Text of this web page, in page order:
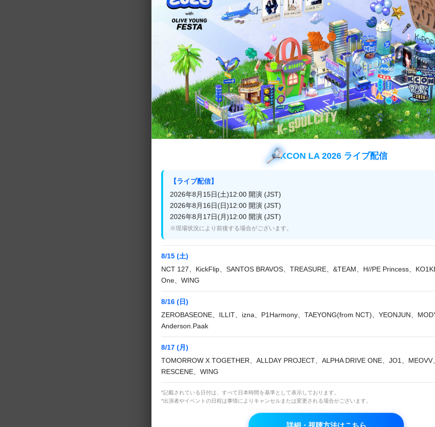
8月1日(土)11:30～12:00
8月8日(土)11:30～12:00
8月10日(月)21:30～22:00
8月15日(土)11:30～12:00
8月19日(水)9:30～10:00
8月26日(水)11:30～12:00
■n.SSign
8月11日(火)12:45～13:00
8月15日(土)深3:45～4:00
8月20日(木)15:45～16:00
8月24日(月)15:45～16:00
8月29日(土)7:45～8:00
■ONF
8月2日(日)9:30～10:00
8月8日(土)7:30～8:00
8月10日(月)15:30～16:00
8月21日(金)9:30～10:00
8月24日(月)深4:30～5:00
■EPEX
KCON LA 2026 ライブ配信
【ライブ配信】
2026年8月15日(土)12:00 開演 (JST)
2026年8月16日(日)12:00 開演 (JST)
2026年8月17日(月)12:00 開演 (JST)
※現場状況により前後する場合がございます。
8/15 (土)
NCT 127、KickFlip、SANTOS BRAVOS、TREASURE、&TEAM、H//PE Princess、
One、WING
8/16 (日)
ZEROBASEONE、ILLIT、izna、P1Harmony、TAEYONG(from NCT)、YEONJUN、
Anderson.Paak
8/17 (月)
TOMORROW X TOGETHER、ALLDAY PROJECT、ALPHA DRIVE ONE、JO1、MEOVV
RESCENE、WING
*記載されている日付は、すべて日本時間を基準として表示しております。
*出演者やイベントの日程は事情によりキャンセルまたは変更される場合がございます。